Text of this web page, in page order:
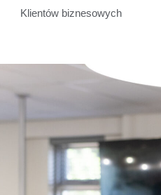
Klientów biznesowych